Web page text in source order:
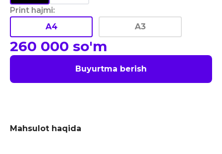
Print hajmi:
A4
A3
260 000 so'm
Buyurtma berish
Mahsulot haqida